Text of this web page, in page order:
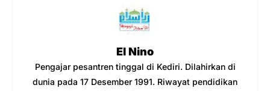
El Nino
Pengajar pesantren tinggal di Kediri. Dilahirkan di
dunia pada 17 Desember 1991. Riwayat pendidikan